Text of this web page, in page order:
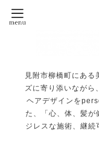
見附市柳橋町にあ
ズに寄り添いなが
ヘアデザインを
た、「心、体、髪が
ジレスな施術、継続